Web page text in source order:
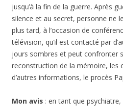
jusqu’à la fin de la guerre. Après
silence et au secret, personne ne
plus tard, à l’occasion de
télévision, qu’il est contacté par
jours sombres et peut confronter
reconstruction de la mémoire, les
d’autres informations, le procès
Mon avis : en tant que